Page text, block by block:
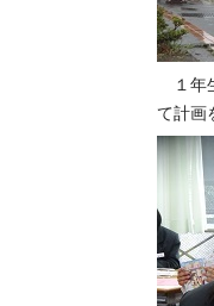
１年
て計画